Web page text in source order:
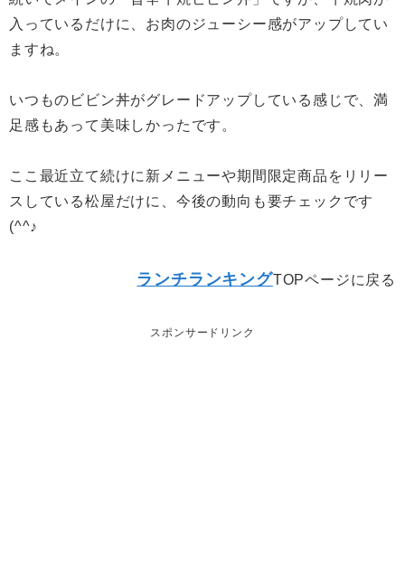
入っているだけに、お肉のジューシー感がアップしてい
ますね。
いつものビビン丼がグレードアップしている感じで、満
足感もあって美味しかったです。
ここ最近立て続けに新メニューや期間限定商品をリリー
スしている松屋だけに、今後の動向も要チェックです
(^^♪
ランチランキングTOPページに戻る
スポンサードリンク